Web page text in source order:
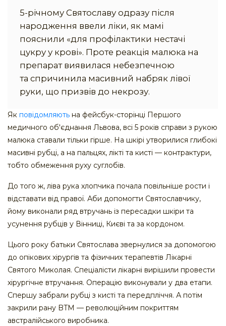
5-річному Святославу одразу після
народження ввели ліки, як мамі
пояснили «для профілактики нестачі
цукру у крові». Проте реакція малюка на
препарат виявилася небезпечною
та спричинила масивний набряк лівої
руки, що призвів до некрозу.
Як повідомляють на фейсбук-сторінці Першого
медичного об'єднання Львова, всі 5 років справи з рукою
малюка ставали тільки гірше. На шкірі утворилися глибокі
масивні рубці, а на пальцях, лікті та кисті — контрактури,
тобто обмеження руху суглобів.
До того ж, ліва рука хлопчика почала повільніше рости і
відставати від правої. Аби допомогти Святославчику,
йому виконали ряд втручань із пересадки шкіри та
усунення рубців у Вінниці, Києві та за кордоном. ​
Цього року батьки Святослава звернулися за допомогою
до опікових хірургів та фізичних терапевтів Лікарні
Святого Миколая. Спеціалісти лікарні вирішили провести
хірургічне втручання. Операцію виконували у два етапи.
Спершу забрали рубці з кисті та передпліччя. А потім
закрили рану BTM — революційним покриттям
австралійського виробника.